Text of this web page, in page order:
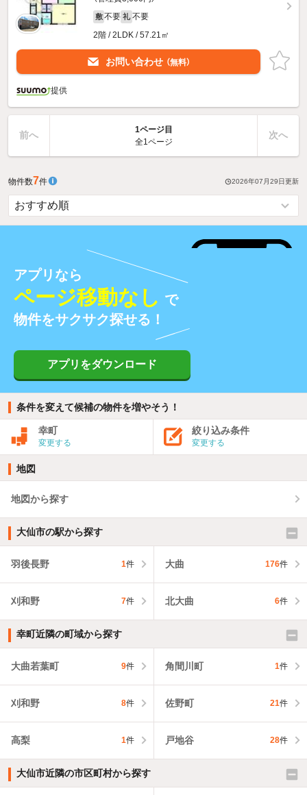
敷 不要 礼 不要
2階 / 2LDK / 57.21㎡
お問い合わせ （無料）
提供
前へ
1ページ目
全1ページ
次へ
物件数7件 2026年07月29日更新
アプリなら
ページ移動なし で
物件をサクサク探せる！
アプリをダウンロード
条件を変えて候補の物件を増やそう！
幸町
変更する
絞り込み条件
変更する
地図
地図から探す
大仙市の駅から探す
羽後長野 1件 大曲 176件
刈和野 7件 北大曲 6件
幸町近隣の町域から探す
大曲若葉町 9件 角間川町 1件
刈和野 8件 佐野町 21件
高梨 1件 戸地谷 28件
大仙市近隣の市区町村から探す